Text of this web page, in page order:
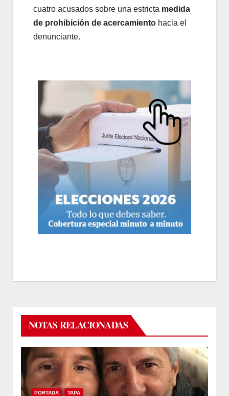
cuatro acusados sobre una estricta medida
de prohibición de acercamiento hacia el
denunciante.
NOTAS RELACIONADAS
PORTADA TAPA